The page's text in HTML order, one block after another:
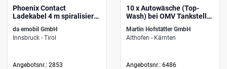
Phoenix Contact
Ladekabel 4 m spiralisiert,
da emobil GmbH
Innsbruck - Tirol
Angebotsnr.: 2853
10 x Autowäsche (Top-
Wash) bei OMV Tankstelle
Martin Hofstätter GmbH
Althofen - Kärnten
Angebotsnr.: 6486